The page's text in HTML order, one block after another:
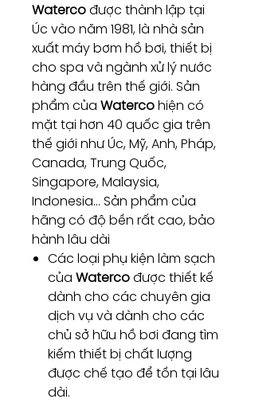
Watercođược thành lập tại
Úc vào năm 1981, là nhà sản
xuất máy bơm hồ bơi, thiết bị
cho spa và ngành xử lý nước
hàng đầu trên thế giới. Sản
phẩm của Watercohiện có
mặt tại hơn 40 quốc gia trên
thế giới như Úc, Mỹ, Anh, Pháp,
Canada, Trung Quốc,
Singapore, Malaysia,
Indonesia… Sản phẩm của
hãng có độ bền rất cao, bảo
hành lâu dài
Các loại phụ kiện làm sạch
của Watercođược thiết kế
dành cho các chuyên gia
dịch vụ và dành cho các
chủ sở hữu hồ bơi đang tìm
kiếm thiết bị chất lượng
được chế tạo để tồn tại lâu
dài.